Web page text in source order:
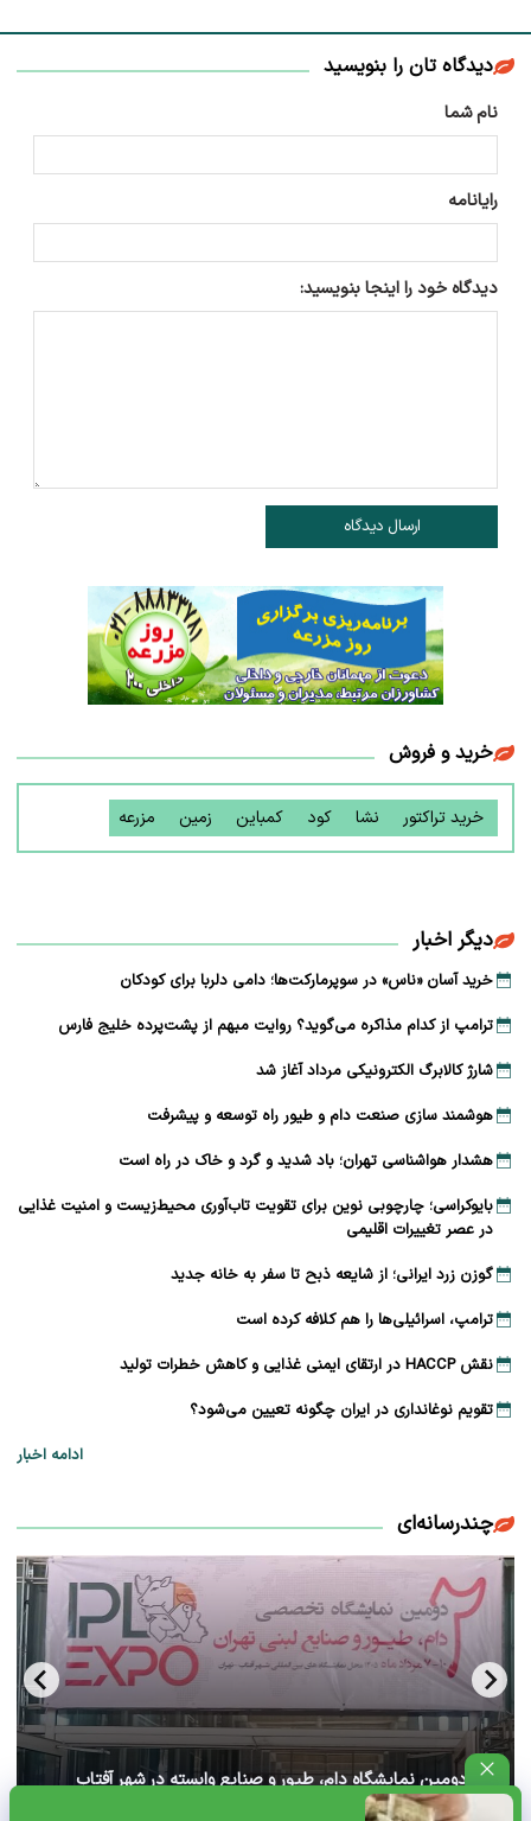
دیدگاه تان را بنویسید
نام شما
رایانامه
دیدگاه خود را اینجا بنویسید:
ارسال دیدگاه
خرید و فروش
خرید تراکتور نشا کود کمباین زمین مزرعه
دیگر اخبار
خرید آسان «ناس» در سوپرمارکت‌ها؛ دامی دلربا برای کودکان
ترامپ از کدام مذاکره می‌گوید؟ روایت مبهم از پشت‌پرده خلیج فارس
شارژ کالابرگ الکترونیکی مرداد آغاز شد
هوشمند سازی صنعت دام و طیور راه توسعه و پیشرفت
هشدار هواشناسی تهران؛ باد شدید و گرد و خاک در راه است
بایوکراسی؛ چارچوبی نوین برای تقویت تاب‌آوری محیط‌زیست و امنیت غذایی
در عصر تغییرات اقلیمی
گوزن زرد ایرانی؛ از شایعه ذبح تا سفر به خانه جدید
ترامپ، اسرائیلی‌ها را هم کلافه کرده است
نقش HACCP در ارتقای ایمنی غذایی و کاهش خطرات تولید
تقویم نوغانداری در ایران چگونه تعیین می‌شود؟
ادامه اخبار
چندرسانه‌ای
آغاز دومین نمایشگاه دام، طیور و صنایع وابسته در شهر آفتاب
تهران+ ویدئو